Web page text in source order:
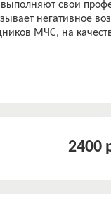
свои
негативное
МЧС, на
данного
2400